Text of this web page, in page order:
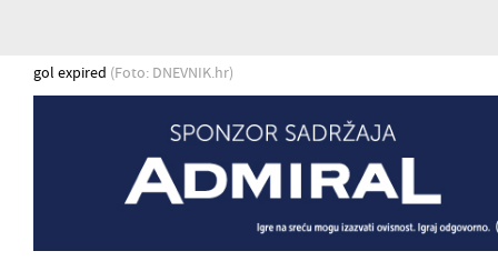
gol expired (Foto: DNEVNIK.hr)